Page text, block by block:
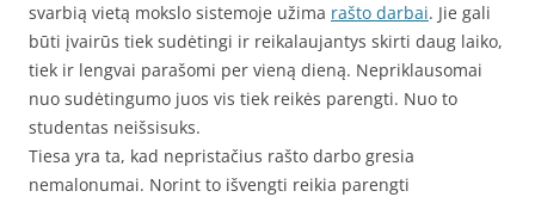
svarbią vietą mokslo sistemoje užima rašto darbai. Jie gali
būti įvairūs tiek sudėtingi ir reikalaujantys skirti daug laiko,
tiek ir lengvai parašomi per vieną dieną. Nepriklausomai
nuo sudėtingumo juos vis tiek reikės parengti. Nuo to
studentas neišsisuks.
Tiesa yra ta, kad nepristačius rašto darbo gresia
nemalonumai. Norint to išvengti reikia parengti